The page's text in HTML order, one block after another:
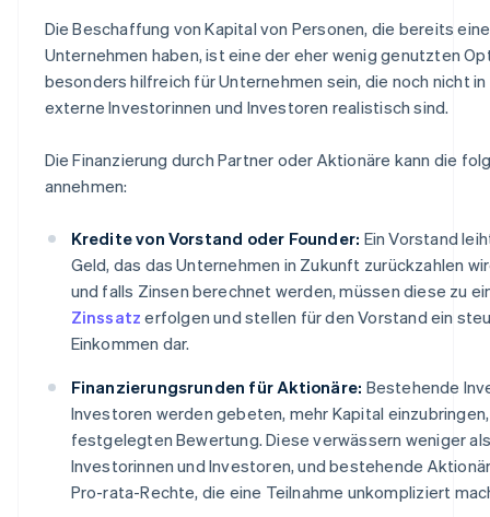
Die Beschaffung von Kapital von Personen, die bereits
Unternehmen haben, ist eine der eher wenig genutzten
besonders hilfreich für Unternehmen sein, die noch nicht in
externe Investorinnen und Investoren realistisch sind.
Die Finanzierung durch Partner oder Aktionäre kann die
annehmen:
Kredite von Vorstand oder Founder: Ein Vorstand
Geld, das das Unternehmen in Zukunft zurückzahlen
und falls Zinsen berechnet werden, müssen diese zu
Zinssatz erfolgen und stellen für den Vorstand ein
Einkommen dar.
Finanzierungsrunden für Aktionäre: Bestehende
Investoren werden gebeten, mehr Kapital
festgelegten Bewertung. Diese verwässern weniger
Investorinnen und Investoren, und bestehende
Pro-rata-Rechte, die eine Teilnahme unkompliziert